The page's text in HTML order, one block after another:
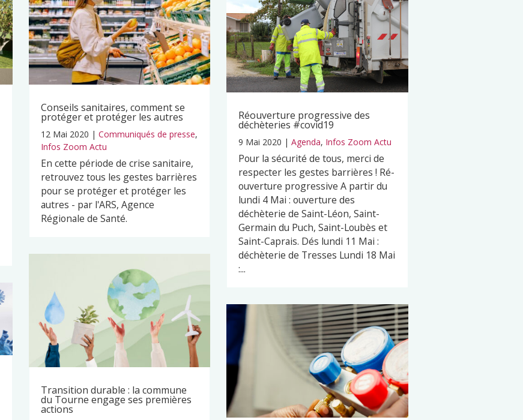
Conseils sanitaires, comment se
protéger et protéger les autres
12 Mai 2020 | Communiqués de presse,
Infos Zoom Actu
En cette période de crise sanitaire,
retrouvez tous les gestes barrières
pour se protéger et protéger les
autres - par l'ARS, Agence
Régionale de Santé.
Transition durable : la commune
du Tourne engage ses premières
actions
Réouverture progressive des
déchèteries #covid19
9 Mai 2020 |Agenda, Infos Zoom Actu
Pour la sécurité de tous, merci de
respecter les gestes barrières ! Ré-
ouverture progressive A partir du
lundi 4 Mai : ouverture des
déchèterie de Saint-Léon, Saint-
Germain du Puch, Saint-Loubès et
Saint-Caprais. Dés lundi 11 Mai :
déchèterie de Tresses Lundi 18 Mai
:...